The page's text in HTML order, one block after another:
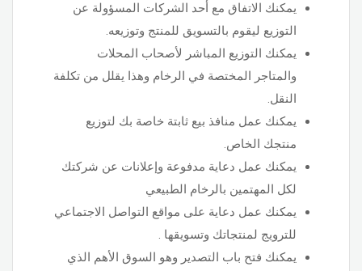
يمكنك الاتفاق مع أحد الشركات المسؤولة عن
التوزيع ليقوم بالتسويق للمنتج وتوزيعه.
يمكنك التوزيع المباشر لأصحاب المحلات
والمتاجر المختصة في الرخام وهذا يقلل من تكلفة
النقل.
يمكنك عمل منافذ بيع ثابتة خاصة بك لتوزيع
منتجك الخاص.
يمكنك عمل دعاية مدفوعة وإعلانات عن شركتك
لكل المهتمين بالرخام الطبيعي
يمكنك عمل دعاية على مواقع التواصل الاجتماعي
للترويج لمنتجاتك وتسويقها .
يمكنك فتح باب التصدير وهو السوق الأهم الذي